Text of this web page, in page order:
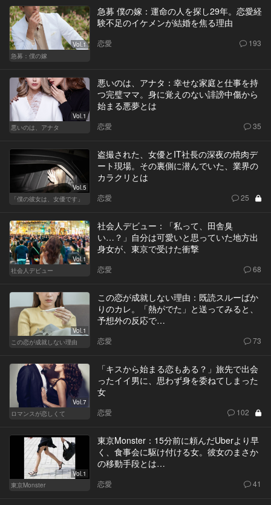
Vol.1
急募：僕の嫁
急募 僕の嫁：運命の人を探し29年。恋愛経
験不足のイケメンが結婚を焦る理由
恋愛 193
Vol.1
悪いのは、アナタ
悪いのは、アナタ：幸せな家庭と仕事を持
つ完璧ママ。身に覚えのない誹謗中傷から
始まる悪夢とは
恋愛 35
Vol.5
「僕の彼女は、女優です」
盗撮された、女優とIT社長の深夜の焼肉デ
ート現場。その裏側に潜んでいた、業界の
カラクリとは
恋愛 25
Vol.1
社会人デビュー
社会人デビュー：「私って、田舎臭
い…？」自分は可愛いと思っていた地方出
身女が、東京で受けた衝撃
恋愛 68
Vol.1
この恋が成就しない理由
この恋が成就しない理由：既読スルーばか
りのカレ。「熱がでた」と送ってみると、
予想外の反応で…
恋愛 73
Vol.7
ロマンスが恋しくて
「キスから始まる恋もある？」旅先で出会
ったイイ男に、思わず身を委ねてしまった
女
恋愛 102
Vol.1
東京Monster
東京Monster：15分前に頼んだUberより早
く、食事会に駆け付ける女。彼女のまさか
の移動手段とは…
恋愛 41